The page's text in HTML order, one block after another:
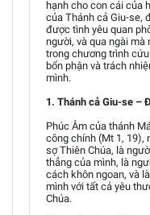
hạnh cho con cái của
của Thánh cả Giu-se,
được tình yêu quan
người, và qua ngài mà
trong chương trình
bổn phận và trách
mình.
1. Thánh cả Giu-se –
Phúc Âm của thánh
công chính (Mt 1, 19),
sợ Thiên Chúa, là
thẳng của mình, là
cách khôn ngoan, và
mình với tất cả yêu
Chúa.